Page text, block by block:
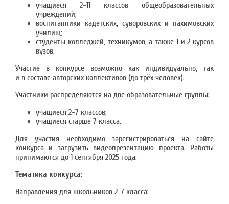
учащиеся 2–11 классов общеобразовательных
учреждений;
воспитанники кадетских, суворовских и нахимовских
училищ;
студенты колледжей, техникумов, а также 1 и 2 курсов
вузов.
Участие в конкурсе возможно как индивидуально, так
и в составе авторских коллективов (до трёх человек).
Участники распределяются на две образовательные группы:
учащиеся 2–7 классов;
учащиеся старше 7 класса.
Для участия необходимо зарегистрироваться на сайте
конкурса и загрузить видеопрезентацию проекта. Работы
принимаются до 1 сентября 2025 года.
Тематика конкурса:
Направления для школьников 2-7 класса: